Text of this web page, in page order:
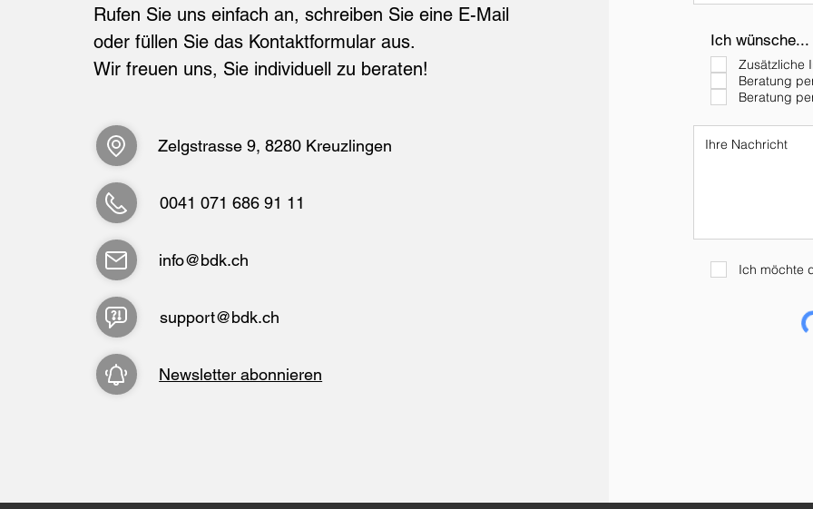
Rufen Sie uns einfach an, schreiben Sie eine E-Mail
oder füllen Sie das Kontaktformular aus.
Wir freuen uns, Sie individuell zu beraten!
Zelgstrasse 9, 8280 Kreuzlingen
0041 071 686 91 11
info@bdk.ch
support@bdk.ch
Newsletter abonnieren
Ich wünsche...
Zusätzliche
Beratung
Beratung
Ich möchte